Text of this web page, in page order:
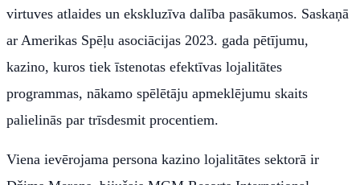
virtuves atlaides un ekskluzīva dalība pasākumos. Saskaņā
ar Amerikas Spēļu asociācijas 2023. gada pētījumu,
kazino, kuros tiek īstenotas efektīvas lojalitātes
programmas, nākamo spēlētāju apmeklējumu skaits
palielinās par trīsdesmit procentiem.
Viena ievērojama persona kazino lojalitātes sektorā ir